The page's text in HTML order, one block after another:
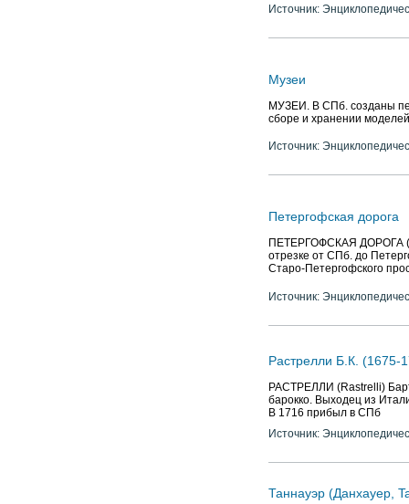
Источник:
Музеи
МУЗЕИ. В СПб. созданы
сборе и хранении
Источник:
Петергофская дорога
ПЕТЕРГОФСКАЯ ДОРОГА
отрезке от СПб. до
Старо-Петергофского
Источник:
Растрелли Б.К. (1675-
РАСТРЕЛЛИ (Rastrelli)
барокко. Выходец из
В 1716 прибыл в СПб
Источник:
Таннауэр (Данхауер,